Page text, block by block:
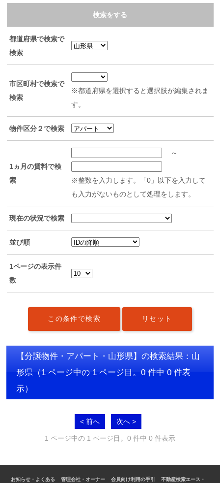
検索をする
都道府県で検索で
検索
市区町村で検索で
検索
※都道府県を選択すると選択肢が編集されま
す。
物件区分２で検索
1ヵ月の賃料で検
索
～
※整数を入力します。「0」以下を入力して
も入力がないものとして処理をします。
現在の状況で検索
並び順
1ページの表示件
数
【分譲物件・アパート・山形県】の検索結果：山
形県 （1 ページ中の 1 ページ目。0 件中 0 件表
示）
< 前へ 次へ >
1 ページ中の 1 ページ目。0 件中 0 件表示
お知らせ・よくある 管理会社・オーナー 会員向け利用の手引 不動産検索エース・